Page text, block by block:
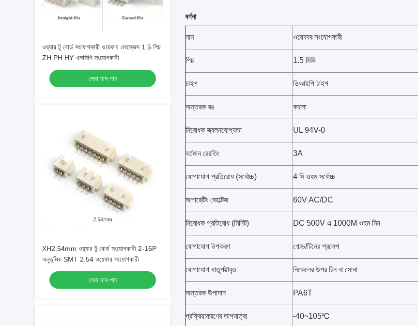
ওয়্যার টু বোর্ড সংযোগকারী ওয়েফার মোল্লেক্স 1.5 পিচ
ZH PH HY এলসিপি সংযোগকারী
সেরা দাম পান
XH2.54mm ওয়্যার টু বোর্ড সংযোগকারী 2-16P
অনুভূমিক SMT 2.54 ওয়েফার সংযোগকারী
সেরা দাম পান
বর্ণনা
নাম ওয়েফার সংযোগকারী
পিচ 1.5 মিমি
টাইপ ডিআইপি টাইপ
অন্তরক রঙ কালো
নিরোধক জ্বলনযোগ্যতা UL 94V-0
বর্তমান রেরতিং 3A
যোগাযোগ প্রতিরোধ (সর্বোচ্চ) 4 মি ওহম সর্বোচ্চ
অপারেটিং ভোল্টেজ 60V AC/DC
নিরোধক প্রতিরোধ (মিনিট) DC 500V এ 1000M ওহম মিন
যোগাযোগ উপকরণ গোল্ড/টিনের প্রলেপ
যোগাযোগ ধাতুপট্টাবৃত নিকেলের উপর টিন বা সোনা
অন্তরক উপাদান PA6T
প্রক্রিয়াকরণের তাপমাত্রা -40~105℃